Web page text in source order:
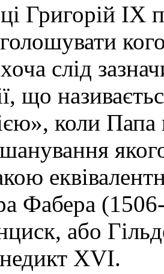
Григорій IX
слід
що
коли Папа
Фабера
або
XVI.